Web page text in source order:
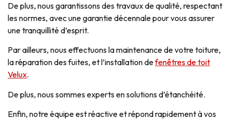
De plus, nous garantissons des travaux de qualité, respectant
les normes, avec une garantie décennale pour vous assurer
une tranquillité d’esprit.
Par ailleurs, nous effectuons la maintenance de votre toiture,
la réparation des fuites, et l’installation defenêtres de toit
Velux.
De plus, nous sommes experts en solutions d’étanchéité.
Enfin, notre équipe est réactive et répond rapidement à vos